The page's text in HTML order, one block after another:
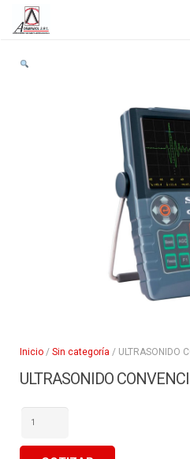
Inicio
Inicio / Sin categoría / ULTRASONIDO
ULTRASONIDO
CONVENCIONAL
–